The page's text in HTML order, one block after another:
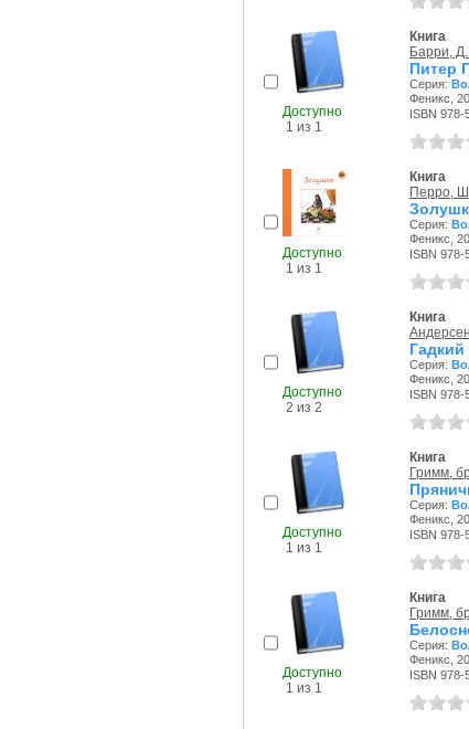
Доступно
1 из 1
Книга
Барри,
Питер
Серия:
Феникс,
ISBN 978-
Доступно
1 из 1
Книга
Перро,
Серия:
Феникс,
ISBN 978-
Доступно
2 из 2
Книга
Гадкий
Серия:
Феникс,
ISBN 978-
Доступно
1 из 1
Книга
Гримм,
Серия:
Феникс,
ISBN 978-
Доступно
1 из 1
Книга
Гримм,
Серия:
Феникс,
ISBN 978-